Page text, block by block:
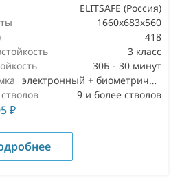
ELITSAFE (Россия)
1660x683x560
418
3 класс
30Б - 30 минут
электронный + биометрический
9 и более стволов
₽